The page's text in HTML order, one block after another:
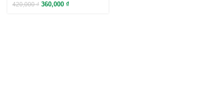
420,000₫ 360,000 ₫